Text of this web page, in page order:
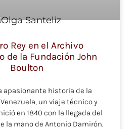
Rey en el Archivo
de la Fundación John
Boulton
apasionante historia de la
un viaje técnico y
en 1840 con la llegada del
la mano de Antonio Damirón.